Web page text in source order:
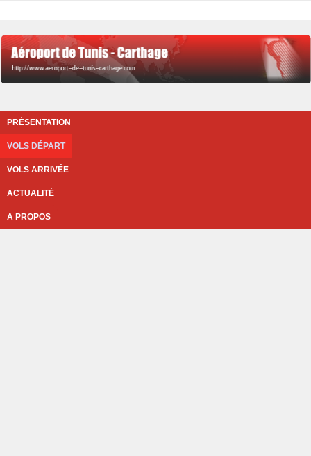
PRÉSENTATION
VOLS DÉPART
VOLS ARRIVÉE
ACTUALITÉ
A PROPOS